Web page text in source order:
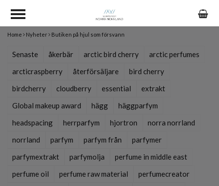
Home Nyheter Butiken på hjul som försvann
Senaste åkerbär arctic bird cherry
arctic perfumes
arcticraspberry
återförsäljare
bird cherry
birdcherry
cloudberry essential
extrakt
Global makeup award
hägg
häggparfym
headspacing
herrparfym hjortron
norra norrland
norrland
parfym parfym från
parfymer
parfymextrakt
parfymolja
perfume in middle east
perfume oil
perfume raw material
perfumecreator